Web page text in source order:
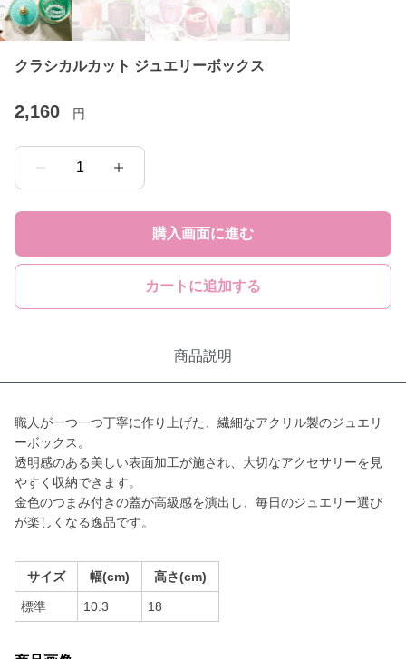
クラシカルカット ジュエリーボックス
2,160 円
1
購入画面に進む
カートに追加する
商品説明
職人が一つ一つ丁寧に作り上げた、繊細なアクリル製のジュエリ
ーボックス。
透明感のある美しい表面加工が施され、大切なアクセサリーを見
やすく収納できます。
金色のつまみ付きの蓋が高級感を演出し、毎日のジュエリー選び
が楽しくなる逸品です。
サイズ 幅(cm) 高さ(cm)
標準 10.3 18